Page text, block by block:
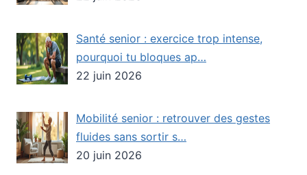
Santé senior : exercice trop intense,
pourquoi tu bloques ap…
22 juin 2026
Mobilité senior : retrouver des gestes
fluides sans sortir s…
20 juin 2026